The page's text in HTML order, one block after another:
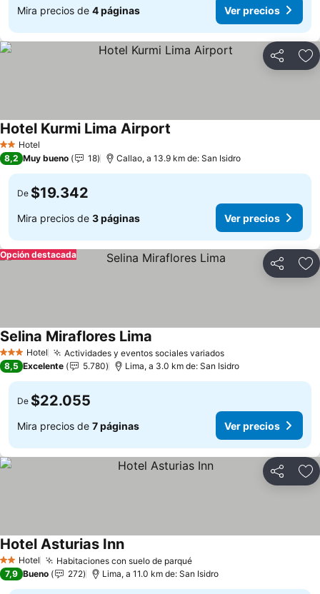
Mira precios de 4 páginas Ver precios
Compartir
2 Estrellas
Hotel
Hotel Kurmi Lima Airport
8,2 Muy bueno 18 Callao, a 13.9 km de: San Isidro
De $19.342
Mira precios de 3 páginas Ver precios
Compartir
Opción destacada
3 Estrellas
Hotel Actividades y eventos sociales variados
Selina Miraflores Lima
8,5 Excelente 5.780 Lima, a 3.0 km de: San Isidro
De $22.055
Mira precios de 7 páginas Ver precios
Compartir
2 Estrellas
Hotel Habitaciones con suelo de parqué
Hotel Asturias Inn
7,9 Bueno 272 Lima, a 11.0 km de: San Isidro